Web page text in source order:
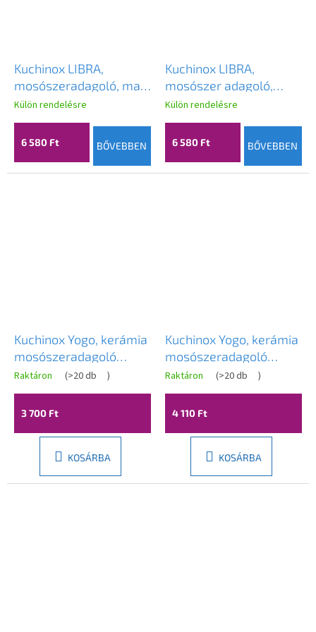
Kuchinox LIBRA,
mosószeradagoló, matt
fekete, LAV-OKD_B30T
Külön rendelésre
6 580 Ft BŐVEBBEN
Kuchinox LIBRA,
mosószer adagoló,
bézs, LAV-OKD_432T
Külön rendelésre
6 580 Ft BŐVEBBEN
Kuchinox Yogo, kerámia
mosószeradagoló
330ml álló, szürke-
króm, LAV-AMP_5M2M
Raktáron (>20 db )
3 700 Ft
KOSÁRBA
Kuchinox Yogo, kerámia
mosószeradagoló
330ml álló, fekete-
arany, LAV-AMP_GM2M
Raktáron (>20 db )
4 110 Ft
KOSÁRBA